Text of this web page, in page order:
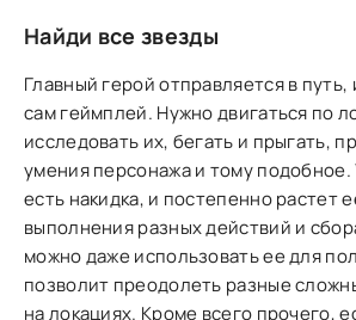
Найди все звезды
Главный герой отправляется в путь,
сам геймплей. Нужно двигаться по
исследовать их, бегать и прыгать,
умения персонажа и тому подобное.
есть накидка, и постепенно растет
выполнения разных действий и
можно даже использовать ее для
позволит преодолеть разные
на локациях. Кроме всего прочего,